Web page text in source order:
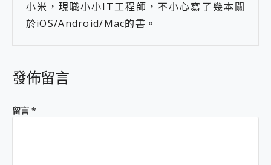
小米，現職小小IT工程師，不小心寫了幾本關
於iOS/Android/Mac的書。
發佈留言
留言 *